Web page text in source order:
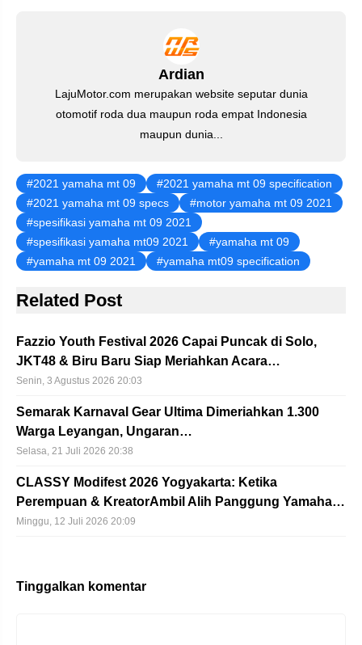
Ardian
LajuMotor.com merupakan website seputar dunia
otomotif roda dua maupun roda empat Indonesia
maupun dunia...
2021 yamaha mt 09
2021 yamaha mt 09 specification
2021 yamaha mt 09 specs
motor yamaha mt 09 2021
spesifikasi yamaha mt 09 2021
spesifikasi yamaha mt09 2021
yamaha mt 09
yamaha mt 09 2021
yamaha mt09 specification
Related Post
Fazzio Youth Festival 2026 Capai Puncak di Solo,
JKT48 & Biru Baru Siap Meriahkan Acara…
Senin, 3 Agustus 2026 20:03
Semarak Karnaval Gear Ultima Dimeriahkan 1.300
Warga Leyangan, Ungaran…
Selasa, 21 Juli 2026 20:38
CLASSY Modifest 2026 Yogyakarta: Ketika
Perempuan & KreatorAmbil Alih Panggung Yamaha…
Minggu, 12 Juli 2026 20:09
Tinggalkan komentar